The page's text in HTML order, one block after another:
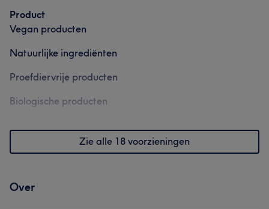
Product
Vegan producten
Natuurlijke ingrediënten
Proefdiervrije producten
Biologische producten
Zie alle 18 voorzieningen
Over